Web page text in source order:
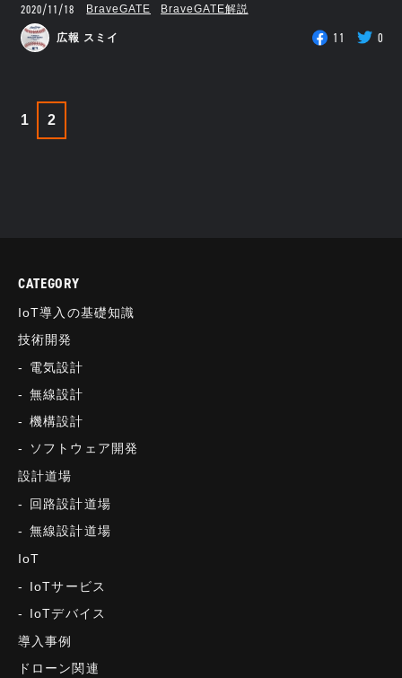
2020/11/18 BraveGATE BraveGATE解説
広報 スミイ 11 0
1 2
CATEGORY
IoT導入の基礎知識
技術開発
電気設計
無線設計
機構設計
ソフトウェア開発
設計道場
回路設計道場
無線設計道場
IoT
IoTサービス
IoTデバイス
導入事例
ドローン関連